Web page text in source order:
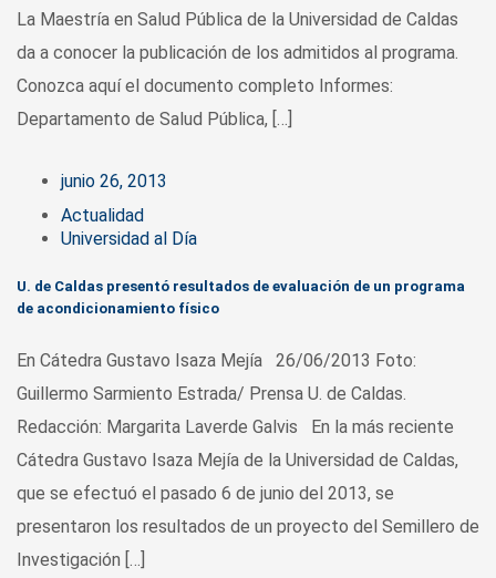
La Maestría en Salud Pública de la Universidad de Caldas
da a conocer la publicación de los admitidos al programa.
Conozca aquí el documento completo Informes:
Departamento de Salud Pública, […]
junio 26, 2013
Actualidad
Universidad al Día
U. de Caldas presentó resultados de evaluación de un programa
de acondicionamiento físico
En Cátedra Gustavo Isaza Mejía 26/06/2013 Foto:
Guillermo Sarmiento Estrada/ Prensa U. de Caldas.
Redacción: Margarita Laverde Galvis En la más reciente
Cátedra Gustavo Isaza Mejía de la Universidad de Caldas,
que se efectuó el pasado 6 de junio del 2013, se
presentaron los resultados de un proyecto del Semillero de
Investigación […]